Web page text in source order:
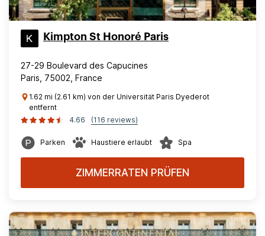
Kimpton St Honoré Paris
27-29 Boulevard des Capucines
Paris, 75002, France
1.62 mi (2.61 km) von der Universität Paris Dyederot
entfernt
4.66
(116 reviews)
Parken Haustiere erlaubt Spa
ZIMMERRATEN PRÜFEN